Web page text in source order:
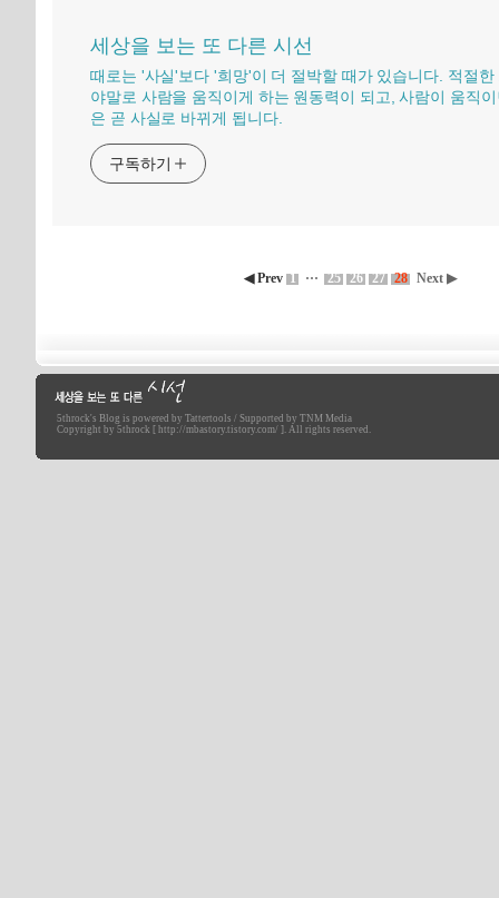
세상을 보는 또 다른 시선
때로는 '사실'보다 '희망'이 더 절박할 때가 있습니다. 적절한
야말로 사람을 움직이게 하는 원동력이 되고, 사람이 움직
은 곧 사실로 바뀌게 됩니다.
구독하기
◀ Prev 1 ··· 25 26 27 28 Next ▶
세상을 보는 또 다른 시선
5throck's Blog is powered by Tattertools / Supported by TNM Media
Copyright by 5throck [ http://mbastory.tistory.com/ ]. All rights reserved.